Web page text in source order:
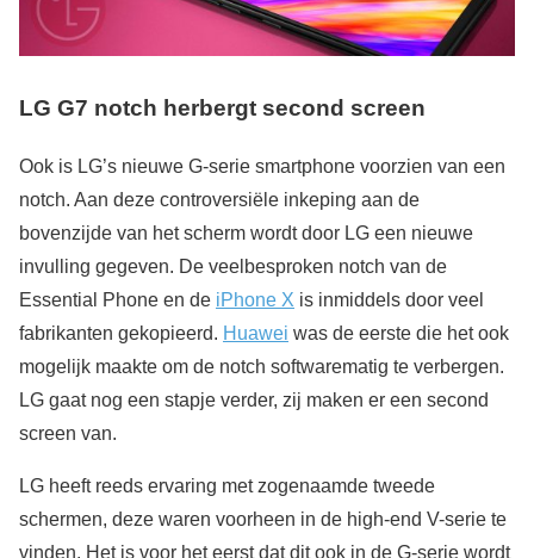
LG G7 notch herbergt second screen
Ook is LG’s nieuwe G-serie smartphone voorzien van een
notch. Aan deze controversiële inkeping aan de
bovenzijde van het scherm wordt door LG een nieuwe
invulling gegeven. De veelbesproken notch van de
Essential Phone en de iPhone X is inmiddels door veel
fabrikanten gekopieerd. Huawei was de eerste die het ook
mogelijk maakte om de notch softwarematig te verbergen.
LG gaat nog een stapje verder, zij maken er een second
screen van.
LG heeft reeds ervaring met zogenaamde tweede
schermen, deze waren voorheen in de high-end V-serie te
vinden. Het is voor het eerst dat dit ook in de G-serie wordt